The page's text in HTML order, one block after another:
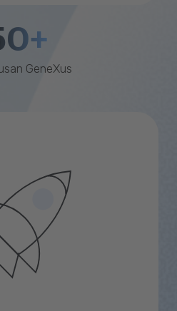
GeneXus